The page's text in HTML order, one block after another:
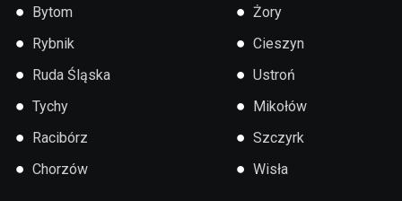
● Bytom
● Rybnik
● Ruda Śląska
● Tychy
● Racibórz
● Chorzów
● Żory
● Cieszyn
● Ustroń
● Mikołów
● Szczyrk
● Wisła